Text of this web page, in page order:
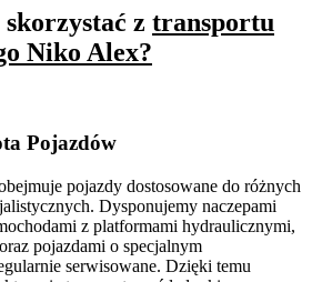
z transportu
Niko Alex?
Pojazdów
pojazdy dostosowane do różnych
Dysponujemy naczepami
z platformami hydraulicznymi,
pojazdami o specjalnym
serwisowane. Dzięki temu